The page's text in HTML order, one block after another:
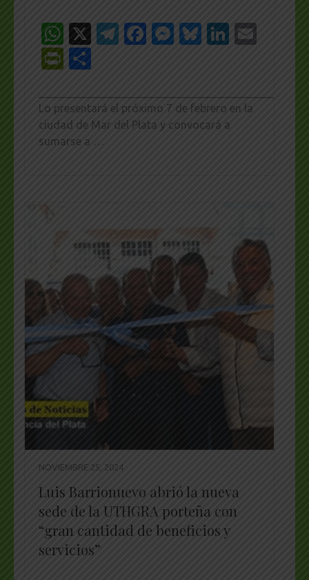
WhatsApp
X Telegram
Facebook
Messenger
Bluesky
PrintFriendly
Lo presentará el próximo 7 de febrero en la
ciudad de Mar del Plata y convocará a
sumarse a …
NOVIEMBRE 25, 2024
Luis Barrionuevo abrió la nueva
sede de la UTHGRA porteña con
“gran cantidad de beneficios y
servicios”